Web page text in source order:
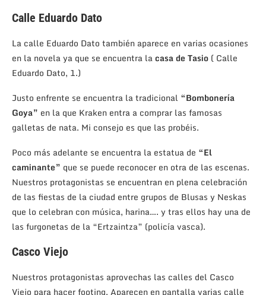
Calle Eduardo Dato
La calle Eduardo Dato también aparece en varias ocasiones
en la novela ya que se encuentra lacasa de Tasio ( Calle
Eduardo Dato, 1.)
Justo enfrente se encuentra la tradicional “Bombonería
Goya” en la que Kraken entra a comprar las famosas
galletas de nata. Mi consejo es que las probéis.
Poco más adelante se encuentra la estatua de “El
caminante” que se puede reconocer en otra de las escenas.
Nuestros protagonistas se encuentran en plena celebración
de las fiestas de la ciudad entre grupos de Blusas y Neskas
que lo celebran con música, harina…. y tras ellos hay una de
las furgonetas de la “Ertzaintza” (policía vasca).
Casco Viejo
Nuestros protagonistas aprovechas las calles del Casco
Viejo para hacer footing. Aparecen en pantalla varias calle